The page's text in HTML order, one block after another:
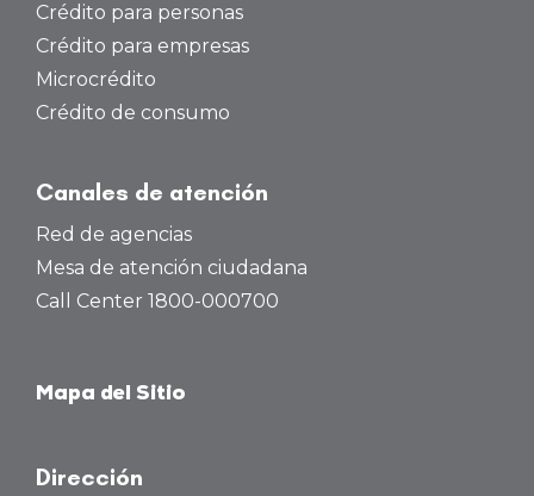
Crédito para personas
Crédito para empresas
Microcrédito
Crédito de consumo
Canales de atención
Red de agencias
Mesa de atención ciudadana
Call Center 1800-000700
Mapa del Sitio
Dirección